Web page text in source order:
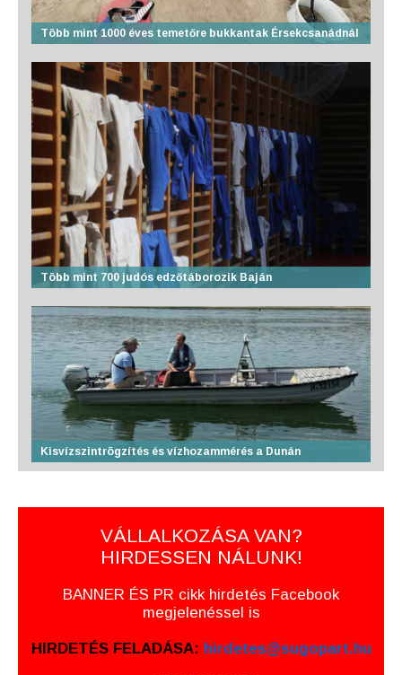
Több mint 1000 éves temetőre bukkantak Érsekcsanádnál
Több mint 700 judós edzőtáborozik Baján
Kisvízszintrögzítés és vízhozammérés a Dunán
VÁLLALKOZÁSA VAN?
HIRDESSEN NÁLUNK!
BANNER ÉS PR cikk hirdetés Facebook
megjelenéssel is
HIRDETÉS FELADÁSA: hirdetes@sugopart.hu